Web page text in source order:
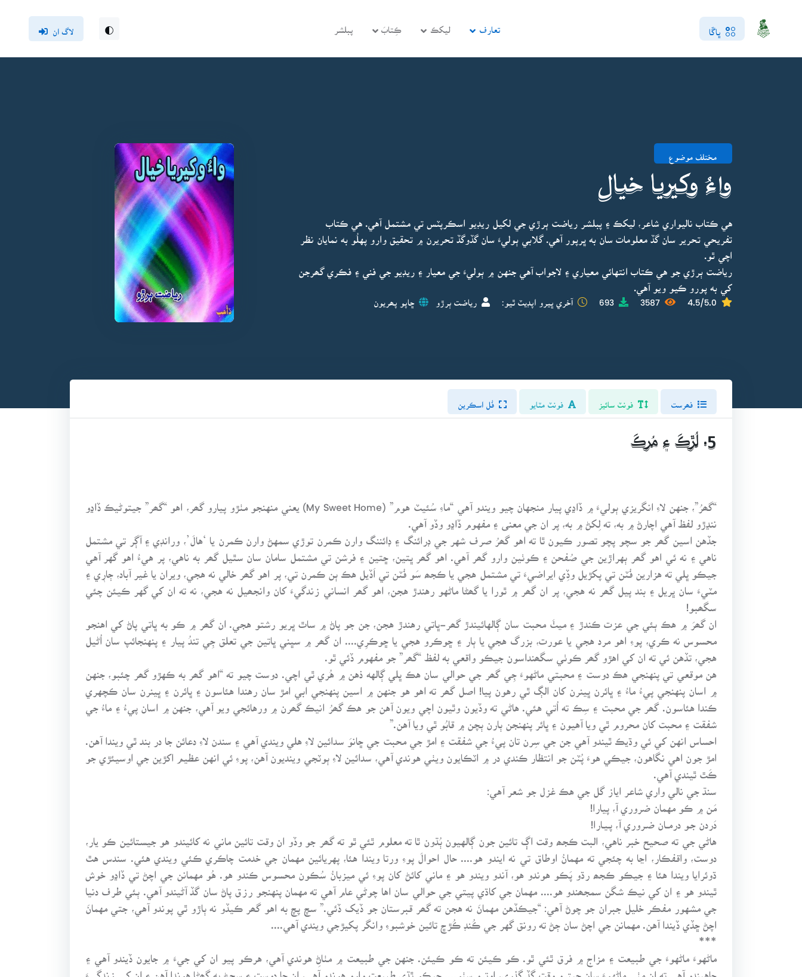
ڀاڱا تعارف ليکڪ ڪِتابَ پبلشر لاگ ان
مختلف موضوع
واءُ وکيريا خيال
هي ڪتاب ناليواري شاعر، ليکڪ ۽ پبلشر رياضت ٻرڙي جي لکيل ريڊيو اسڪرپٽس تي مشتمل آهي. هي ڪتاب
تفريحي تحرير سان گڏ معلومات سان به ڀرپور آهي. گلابي ٻوليءَ سان گڏوگڏ تحريرن ۾ تحقيق وارو پهلُو به نمايان نظر
اچي ٿو.
رياضت ٻرڙي جو هي ڪتاب انتهائي معياري ۽ لاجواب آهي جنهن ۾ ٻوليءَ جي معيار ۽ ريڊيو جي فني ۽ فڪري گھرجن
کي به پورو ڪيو ويو آهي.
4.5/5.0
3587
693 آخري ڀيرو اپڊيٽ ٿيو: رياضت ٻرڙو ڇاپو پھريون
فونٽ سائيز فونٽ مٽايو فُل اسڪرين
5. لُڙڪَ ۽ مُرڪَ
“گھرُ”، جنهن لاءِ انگريزي ٻوليءَ ۾ ڏاڍي پيار منجهان چيو ويندو آهي “ماءِ سُئيٽ هوم” (My Sweet Home) يعني منهنجو مٺڙو پيارو گھر، اهو “گھر” جيتوڻيڪ ڏاڍو
ننڍڙو لفظ آهي اچارڻ ۾ به، ته لِکڻ ۾ به، پر ان جي معنى ۽ مفهوم ڏاڍو وڏو آهي.
جڏهن اسين گھر جو سچو پچو تصور ڪيون ٿا ته اهو گھرُ صرف شهر جي ڊرائنگ ۽ ڊائننگ وارن ڪمرن توڙي سمهڻ وارن ڪمرن يا ‘هالَ’، ورانڊي ۽ آڳر تي مشتمل
ناهي ۽ نه ئي اهو گھر ٻهراڙين جي صُفحن ۽ ڪوٺين وارو گھر آهي. اهو گھر ڀتين، ڇتين ۽ فرشن تي مشتمل سامان سان سٿيل گھر به ناهي، پر هيءُ اهو گهر آهي
جيڪو ڀلي ته هزارين فُٽن تي پکڙيل وڏِي ايراضيءَ تي مشتمل هجي يا ڪجھ سَو فُٽن تي اَڏيل هڪ ٻن ڪمرن تي، پر اهو گھر خالي نه هجي، ويران يا غير آباد، ڄارٖي ۽
مٽيءَ سان ڀريل ۽ بند پيل گھر نه هجي، پر ان گھر ۾ ٿورا يا گھڻا ماڻهو رهندڙ هجن، اهو گھر انساني زندگيءَ کان وانجھيل نه هجي، نه ته ان کي گهر ڪيئن چئي
سگھبو!
ان گھرَ ۾ هڪ ٻئي جي عزت ڪندڙ ۽ ميٺَ محبت سان ڳالهائيندڙ گھر-ڀاتي رهندڙ هجن، جن جو پاڻ ۾ ساٿ ڀريو رشتو هجي. ان گھر ۾ ڪو به ڀاتي پاڻ کي اهنجو
محسوس نه ڪري، پوءِ اهو مرد هجي يا عورت، بزرگ هجي يا ٻار ۽ ڇوڪرو هجي يا ڇوڪرِي.... ان گھر ۾ سڀني ڀاتين جي تعلق جِي تندُ پيار ۽ پنهنجائپ سان اُڻيل
هجي، تڏهن ئي ته ان کي اهڙو گھر ڪوٺي سگھنداسون جيڪو واقعي به لفظ “گھر” جو مفهوم ڏئي ٿو.
هن موقعي تي پنهنجي هڪ دوست ۽ محبتي ماڻهوءَ جِي گھر جي حوالي سان هڪ ڀلي ڳالهه ذهن ۾ هُري ٿي اچي. دوست چيو ته “اهو گھر به ڪهڙو گھر چئبو، جنهن
۾ اسان پنهنجي پيءُ ماءُ ۽ ڀائرن ڀينرن کان الڳ ٿي رهون پيا! اصل گھر ته اهو هو جنهن ۾ اسين پنهنجي ابي امڙ سان رهندا هئاسون ۽ ڀائرن ۽ ڀينرن سان ڪچهري
ڪندا هئاسون. گھر جي محبت ۽ سِڪ ته اُتي هئي. هاڻي ته وڏيون وٿيون اچي ويون آهن جو هڪ گھرُ انيڪ گھرن ۾ ورهائجي ويو آهي، جنهن ۾ اسان پيءُ ۽ ماءُ جي
شفقت ۽ محبت کان محروم ٿي ويا آهيون ۽ ڀائر پنهنجن ٻارن ٻچن ۾ قابُو ٿي ويا آهن.”
احساس انهن کي ئي وڌيڪ ٿيندو آهي جن جي سِرن تان پيءُ جي شفقت ۽ امڙ جي محبت جي ڇانوَ سدائين لاءِ هلي ويندي آهي ۽ سندن لاءِ دعائن جا در بند ٿي ويندا آهن.
امڙ جون اهي نگاهون، جيڪي هوءَ پُٽن جو انتظار ڪندي در ۾ اٽڪايون ويٺي هوندي آهي، سدائين لاءِ ٻوٽجي وينديون آهن، پوءِ ئي انهن عظيم اکڙين جي اوسيئڙي جو
ڪَٿ ٿيندي آهي.
سنڌ جي نالي واري شاعر اياز گل جي هڪ غزل جو شعر آهي:
مَن ۾ ڪو مهمان ضروري آ، پيارا!
دَردن جـو درمــان ضـروري آ، پـيـارا!
هاڻي جي ته صحيح خبر ناهي، البت ڪجھ وقت اڳ تائين جون ڳالهيون ٻُڌون ٿا ته معلوم ٿئي ٿو ته گھر جو وڏو ان وقت تائين ماني نه کائيندو هو جيستائين ڪو يار،
دوست، واقفڪار، اڃا به چئجي ته مهمانُ اوطاق تي نه ايندو هو.... حال احوالَ پوءِ ورتا ويندا هئا، پهريائين مهمان جي خدمت چاڪري ڪئي ويندي هئي. سندس هٿ
ڌوئرايا ويندا هئا ۽ جيڪو ڪجھ رڌو پَڪو هوندو هو، آندو ويندو هو ۽ ماني کائڻ کان پوءِ ئي ميزبانُ سُڪون محسوس ڪندو هو. هُو مهمانن جي اچڻ تي ڏاڍو خوش
ٿيندو هو ۽ ان کي نيڪ شگن سمجھندو هو.... مهمان جي کاڌي پيتي جي حوالي سان اها چوڻي عام آهي ته مهمان پنهنجو رزق پاڻ سان گڏ آڻيندو آهي. ٻئي طرف دنيا
جي مشهور مفڪر خليل جبران جو چوڻ آهي: “جيڪڏهن مهمانَ نه هجن ته گھر قبرستان جو ڏيک ڏئي.” سچ پچ به اهو گھر ڪيڏو نه ٻاڙو ٿي پوندو آهي، جتي مهمانَ
اچڻ ڇڏي ڏيندا آهن. مهمانن جي اچڻ سان ڄڻ ته رونق گهر جي ڪُنڊ ڪُڙڇ تائين خوشبوءِ وانگر پکيڙجي ويندي آهي....
***
ماڻهوءَ ماڻهوءَ جي طبيعت ۽ مزاج ۾ فرق ٿئي ٿو. ڪو ڪيئن ته ڪو ڪيئن. جنهن جي طبيعت ۾ مٺاڻِ هوندي آهي، هرڪو پيو ان کي جيءَ ۾ جايون ڏيندو آهي ۽
چاهيندو آهي ته ان مٺي ماڻهوءَ سان جيترو وقت گڏ گذري، اوترو سٺو.... جيڪو ٿڌي طبيعت وارو هوندو آهي، ان جا دوست ۽ سڄڻ به گھڻا هوندا آهن ۽ ان کي زندگيءَ